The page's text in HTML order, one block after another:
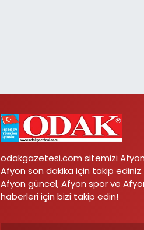
odakgazetesi.com sitemizi
Afyon son dakika için takip
Afyon güncel, Afyon spor ve
haberleri için bizi takip edin!